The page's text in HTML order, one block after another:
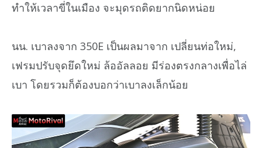
ทำให้เวลาขี่ในเมือง จะมุดรถติดยากนิดหน่อย
นน. เบาลงจาก 350E เป็นผลมาจาก เปลี่ยนท่อใหม่,
เฟรมปรับจุดยึดใหม่ ล้ออัลลอย มีร่องตรงกลางเพื่อไล่
เบา โดยรวมก็ต้องบอกว่าเบาลงเล็กน้อย